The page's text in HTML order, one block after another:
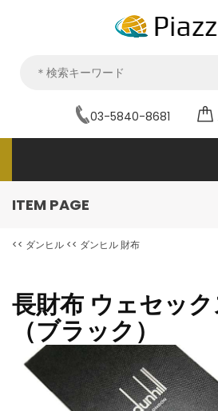
03-5840-8681
ITEM PAGE
<< ダンヒル << ダンヒル 財布
長財布 ウェセッ
（ブラック）